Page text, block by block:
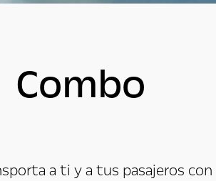
Combo
a ti y a tus pasajeros